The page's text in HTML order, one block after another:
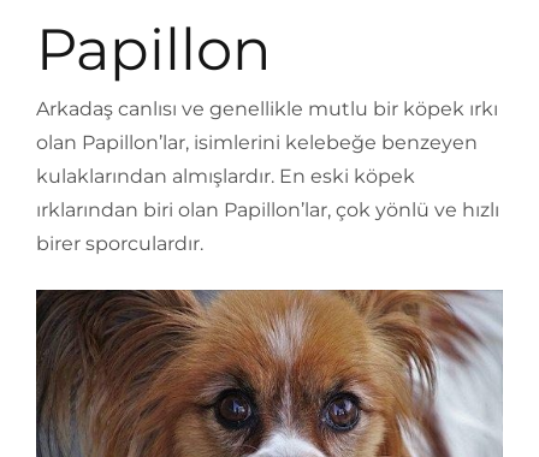
Papillon
Arkadaş canlısı ve genellikle mutlu bir köpek ırkı
olan Papillon’lar, isimlerini kelebeğe benzeyen
kulaklarından almışlardır. En eski köpek
ırklarından biri olan Papillon’lar, çok yönlü ve hızlı
birer sporculardır.